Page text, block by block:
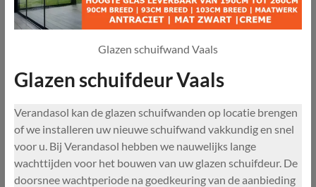
Glazen schuifwand Vaals
Glazen schuifdeur Vaals
Verandasol kan de glazen schuifwanden op locatie brengen
of we installeren uw nieuwe schuifwand vakkundig en snel
voor u. Bij Verandasol hebben we nauwelijks lange
wachttijden voor het bouwen van uw glazen schuifdeur. De
doorsnee wachtperiode na goedkeuring van de aanbieding